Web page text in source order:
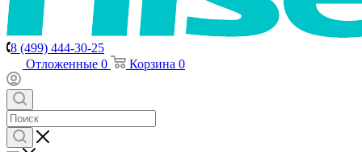
8 (499) 444-30-25
Отложенные 0 Корзина 0